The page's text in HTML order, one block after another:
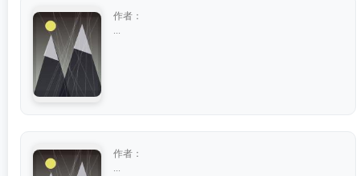
作者：
作者：